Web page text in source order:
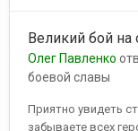
Великий бой на
Олег Павленко
боевой славы
Приятно увидеть
забываете всех